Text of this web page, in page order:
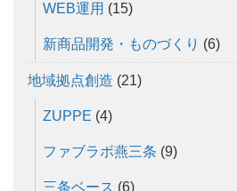
WEB運用 (15)
新商品開発・ものづくり (6)
地域拠点創造 (21)
ZUPPE (4)
ファブラボ燕三条 (9)
三条ベース (6)